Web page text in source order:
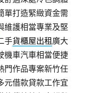
單打造緊緻資金需
維護相當專業及堅
手貨櫃屋出租 廣大
機車汽車相當便捷
門作品專案新竹任
元借款貸款工作宜